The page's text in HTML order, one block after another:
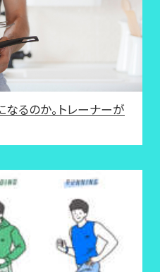
るのか。トレーナーが